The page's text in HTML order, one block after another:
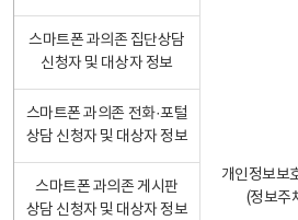
개인정보보
(정보주
스마트폰 과의존 집단상담
신청자 및 대상자 정보
스마트폰 과의존 전화·포털
상담 신청자 및 대상자 정보
스마트폰 과의존 게시판
상담 신청자 및 대상자 정보